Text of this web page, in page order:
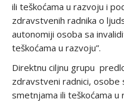
ili teškoćama u razvoju i
zdravstvenih radnika o
autonomiji osoba sa
teškoćama u razvoju”.
Direktnu ciljnu grupu
zdravstveni radnici, osobe
smetnjama ili teškoćama